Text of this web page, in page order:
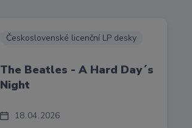
18 04 2026
Československé licenční LP desky
The Beatles - A Hard Day´s
Night